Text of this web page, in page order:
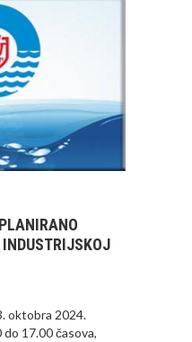
oktobra 2024.
17.00 časova,